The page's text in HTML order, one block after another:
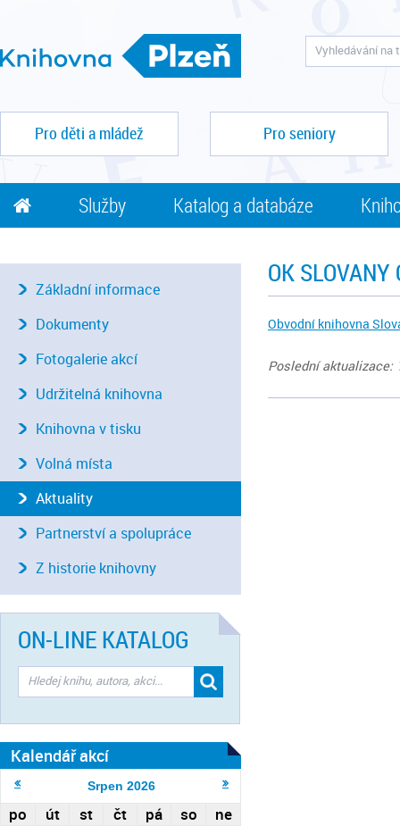
Pro děti a mládež Pro seniory
Služby Katalog a databáze
OK SLOVANY
Obvodní knihovna
Poslední aktualizace:
Základní informace
Dokumenty
Fotogalerie akcí
Udržitelná knihovna
Knihovna v tisku
Volná místa
Aktuality
Partnerství a spolupráce
Z historie knihovny
ON-LINE KATALOG
Kalendář akcí
Srpen 2026
po út st čt pá so ne